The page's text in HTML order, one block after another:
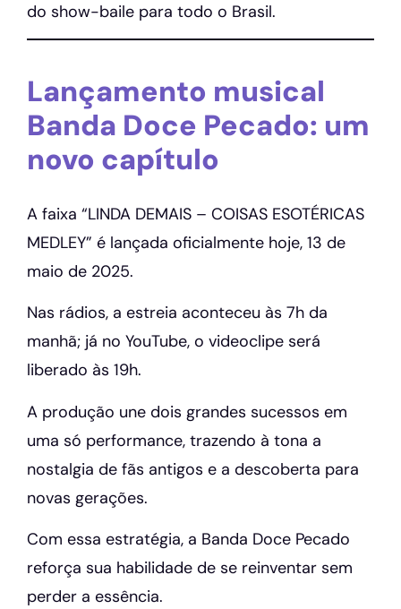
do show-baile para todo o Brasil.
Lançamento musical
Banda Doce Pecado: um
novo capítulo
A faixa “LINDA DEMAIS – COISAS ESOTÉRICAS
MEDLEY” é lançada oficialmente hoje, 13 de
maio de 2025.
Nas rádios, a estreia aconteceu às 7h da
manhã; já no YouTube, o videoclipe será
liberado às 19h.
A produção une dois grandes sucessos em
uma só performance, trazendo à tona a
nostalgia de fãs antigos e a descoberta para
novas gerações.
Com essa estratégia, a Banda Doce Pecado
reforça sua habilidade de se reinventar sem
perder a essência.